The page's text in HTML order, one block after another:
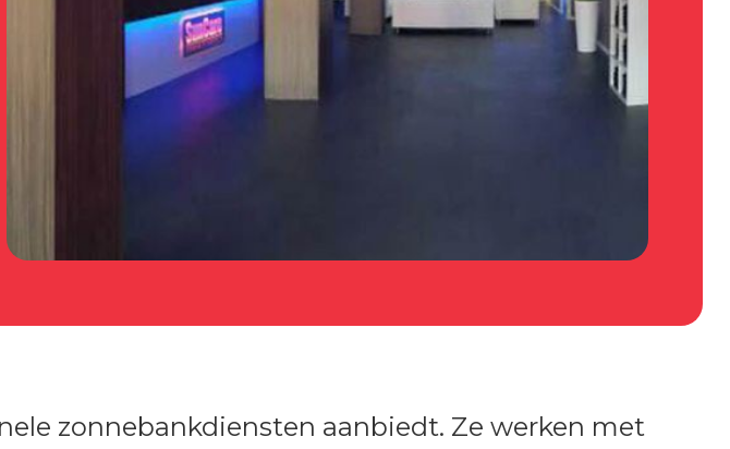
zonnebankdiensten aanbiedt. Ze werken met